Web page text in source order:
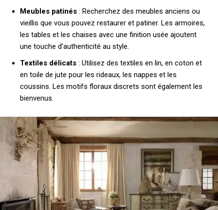
Meubles patinés : Recherchez des meubles anciens ou
vieillis que vous pouvez restaurer et patiner. Les armoires,
les tables et les chaises avec une finition usée ajoutent
une touche d’authenticité au style.
Textiles délicats : Utilisez des textiles en lin, en coton et
en toile de jute pour les rideaux, les nappes et les
coussins. Les motifs floraux discrets sont également les
bienvenus.